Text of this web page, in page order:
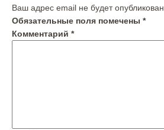
Ваш адрес email не будет опубликован.
Обязательные поля помечены *
Комментарий *